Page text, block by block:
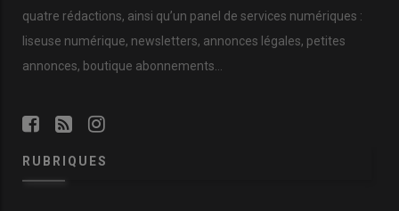
quatre rédactions, ainsi qu’un panel de services numériques :
liseuse numérique, newsletters, annonces légales, petites
annonces, boutique abonnements…
RUBRIQUES